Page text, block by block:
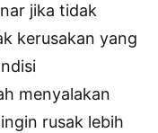
jika tidak
kerusakan yang
menyalakan
rusak lebih